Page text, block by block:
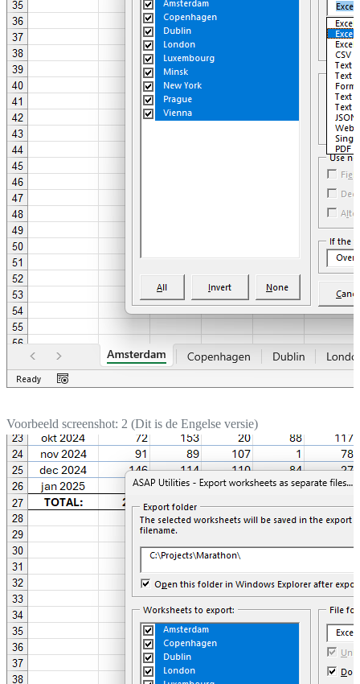
Voorbeeld screenshot: 2 (Dit is de Engelse versie)